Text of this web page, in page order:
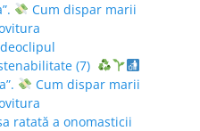
Cum dispar marii
(7)
Cum dispar marii
ratată a onomasticii